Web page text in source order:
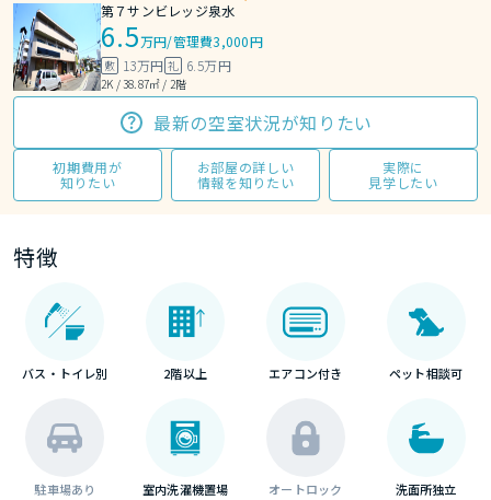
第７サンビレッジ泉水
6.5万円/管理費3,000円
敷 13万円 礼 6.5万円
2K / 38.87㎡ / 2階
最新の空室状況が知りたい
初期費用が
知りたい
お部屋の詳しい
情報を知りたい
実際に
見学したい
特徴
バス・トイレ別 2階以上 エアコン付き ペット相談可
駐車場あり 室内洗濯機置場 オートロック 洗面所独立